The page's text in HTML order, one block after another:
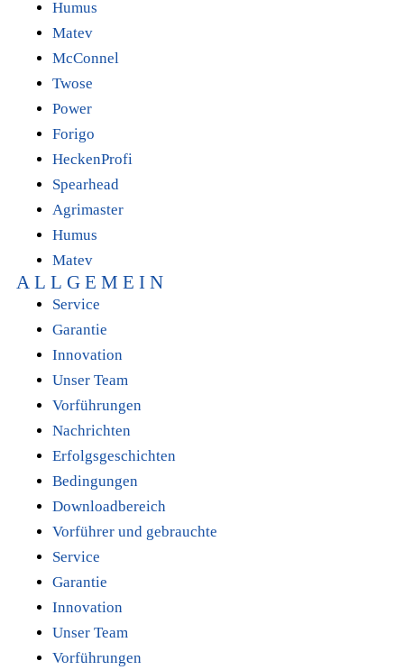
Humus
Matev
McConnel
Twose
Power
Forigo
HeckenProfi
Spearhead
Agrimaster
Humus
Matev
ALLGEMEIN
Service
Garantie
Innovation
Unser Team
Vorführungen
Nachrichten
Erfolgsgeschichten
Bedingungen
Downloadbereich
Vorführer und gebrauchte
Service
Garantie
Innovation
Unser Team
Vorführungen